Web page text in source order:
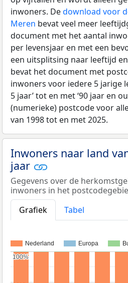
inwoners. Dedownload voor
Meren bevat veel meer
document met het aantal
per levensjaar en met een
een uitsplitsing naar leeftijd
bevat het document met
inwoners voor iedere 5 jarige
5 jaar’ tot en met ‘90 jaar en
(numerieke) postcode voor
van 1998 tot en met 2025.
Inwoners naar land
jaar
Gegevens over de
inwoners in het
Grafiek
Tabel
Nederland Europa
100%
100%